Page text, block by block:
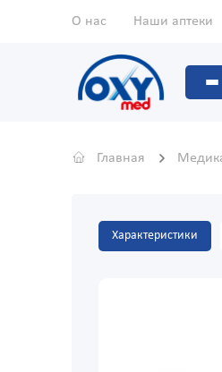
О нас Наши аптеки
Главная
Характеристики